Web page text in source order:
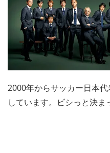
2000年からサッカー日本
しています。ビシっと決ま